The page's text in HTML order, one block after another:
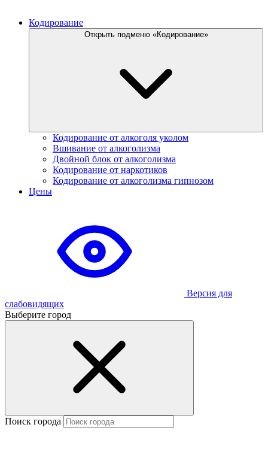
Кодирование
Открыть подменю «Кодирование»
Кодирование от алкоголя уколом
Вшивание от алкоголизма
Двойной блок от алкоголизма
Кодирование от наркотиков
Кодирование от алкоголизма гипнозом
Цены
Версия для
слабовидящих
Выберите город
Поиск города